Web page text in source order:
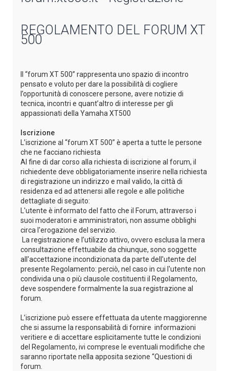
REGOLAMENTO DEL FORUM XT
500
Il “forum XT 500” rappresenta uno spazio di incontro
pensato e voluto per dare la possibilità di cogliere
l’opportunità di conoscere persone, avere notizie di
tecnica, incontri e quant’altro di interesse per gli
appassionati della Yamaha XT500
Iscrizione
L’iscrizione al “forum XT 500” è aperta a tutte le persone
che ne facciano richiesta
Al fine di dar corso alla richiesta di iscrizione al forum, il
richiedente deve obbligatoriamente inserire nella richiesta
di registrazione un indirizzo e mail valido, la città di
residenza ed ad attenersi alle regole e alle politiche
dettagliate di seguito:
L'utente è informato del fatto che il Forum, attraverso i
suoi moderatori e amministratori, non assume obblighi
circa l'erogazione del servizio.
La registrazione e l’utilizzo attivo, ovvero esclusa la mera
consultazione effettuabile da chiunque, sono soggette
all'accettazione incondizionata da parte dell'utente del
presente Regolamento: perciò, nel caso in cui l'utente non
condivida una o più clausole costituenti il Regolamento,
deve sospendere formalmente la sua registrazione al
forum.
L’iscrizione può essere effettuata da utente maggiorenne
che si assume la responsabilità di fornire informazioni
veritiere e di accettare esplicitamente tutte le condizioni
del Regolamento, ivi comprese le eventuali modifiche che
saranno riportate nella apposita sezione “Questioni di
forum.